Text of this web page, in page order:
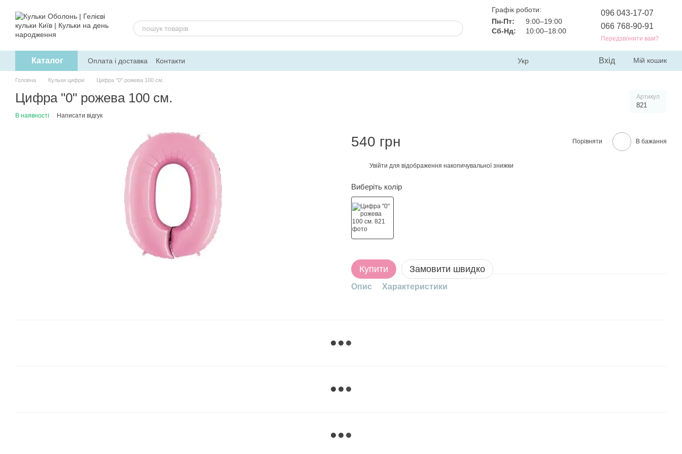
Графік роботи:
Пн-Пт:
9:00–19:00
Сб-Нд:
10:00–18:00
096 043-17-07
066 768-90-91
Передзвонити вам?
Каталог Оплата і доставка Контакти Укр Вхід Мій кошик
Головна Кульки цифри Цифра "0" рожева 100 см.
Цифра "0" рожева 100 см. Артикул
821
В наявності Написати відгук
540 грн Порівняти В бажання
Увійти для відображення накопичувальної знижки
Виберіть колір
Купити Замовити швидко
Опис Характеристики